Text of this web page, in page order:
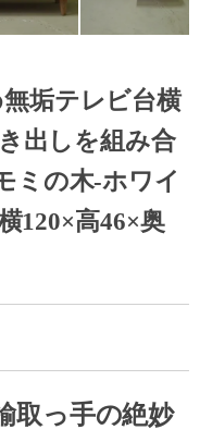
無垢テレビ台横
出しを組み合
ミの木-ホワイ
120×高46×奥
取っ手の絶妙